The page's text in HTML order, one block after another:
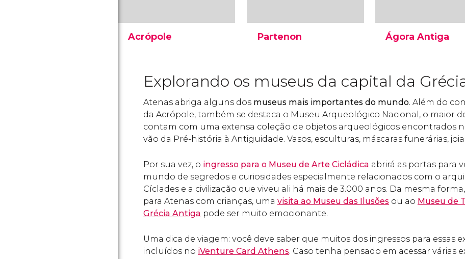
Acrópole
era a sede dos principais
Grécia.
Partenon
importante da cidade e de
tudo sobre ele.
Ágora Antiga
cidade na antiguidade.
Explorando os museus da capital da
Atenas abriga alguns dos museus mais importantes do mundo. Além do
da Acrópole, também se destaca o Museu Arqueológico Nacional, o maior
contam com uma extensa coleção de objetos arqueológicos encontrados
vão da Pré-história à Antiguidade. Vasos, esculturas, máscaras funerárias,
Por sua vez, o ingresso para o Museu de Arte Cicládica abrirá as portas para
mundo de segredos e curiosidades especialmente relacionados com o
Cíclades e a civilização que viveu ali há mais de 3.000 anos. Da mesma
para Atenas com crianças, uma visita ao Museu das Ilusões ou ao Museu de
Grécia Antiga pode ser muito emocionante.
Uma dica de viagem: você deve saber que muitos dos ingressos para essas
incluídos no iVenture Card Athens. Caso tenha pensado em acessar várias